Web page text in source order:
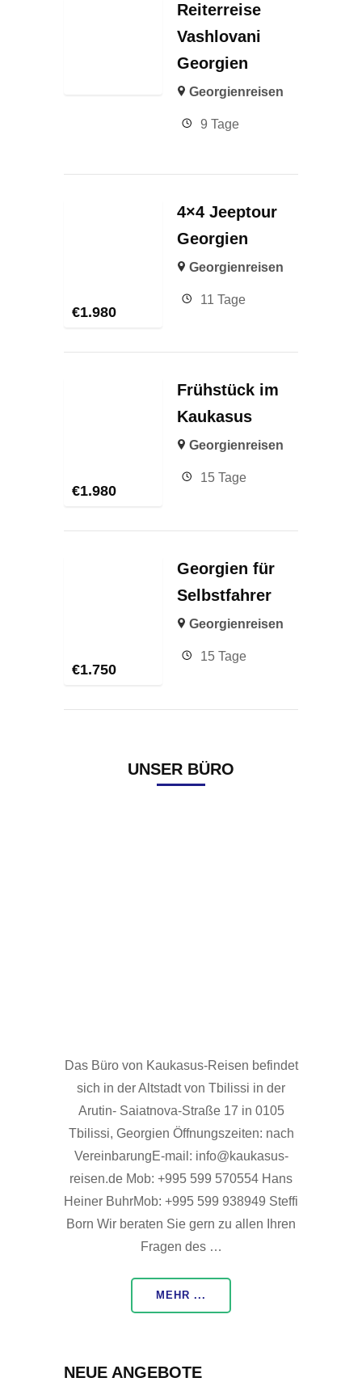
Reiterreise
Vashlovani
Georgien
Georgienreisen
9 Tage
€1.980
4×4 Jeeptour
Georgien
Georgienreisen
11 Tage
€1.980
Frühstück im
Kaukasus
Georgienreisen
15 Tage
€1.750
Georgien für
Selbstfahrer
Georgienreisen
15 Tage
UNSER BÜRO
Das Büro von Kaukasus-Reisen befindet
sich in der Altstadt von Tbilissi in der
Arutin- Saiatnova-Straße 17 in 0105
Tbilissi, Georgien Öffnungszeiten: nach
VereinbarungE-mail: info@kaukasus-
reisen.de Mob: +995 599 570554 Hans
Heiner BuhrMob: +995 599 938949 Steffi
Born Wir beraten Sie gern zu allen Ihren
Fragen des …
MEHR ...
NEUE ANGEBOTE